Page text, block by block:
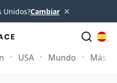
Unidos?Cambiar ×
USA Mundo Más